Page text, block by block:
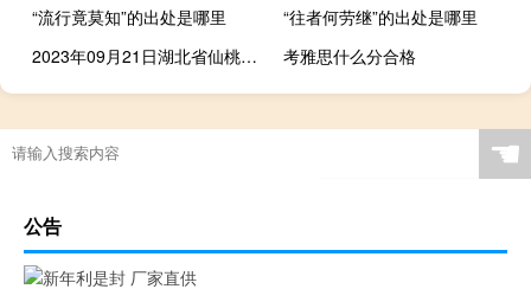
“流行竟莫知”的出处是哪里
“往者何劳继”的出处是哪里
2023年09月21日湖北省仙桃市疫情大数据-今日/今天疫情全网搜索最新实时消息动态情况通知播报
考雅思什么分合格
☚
公告